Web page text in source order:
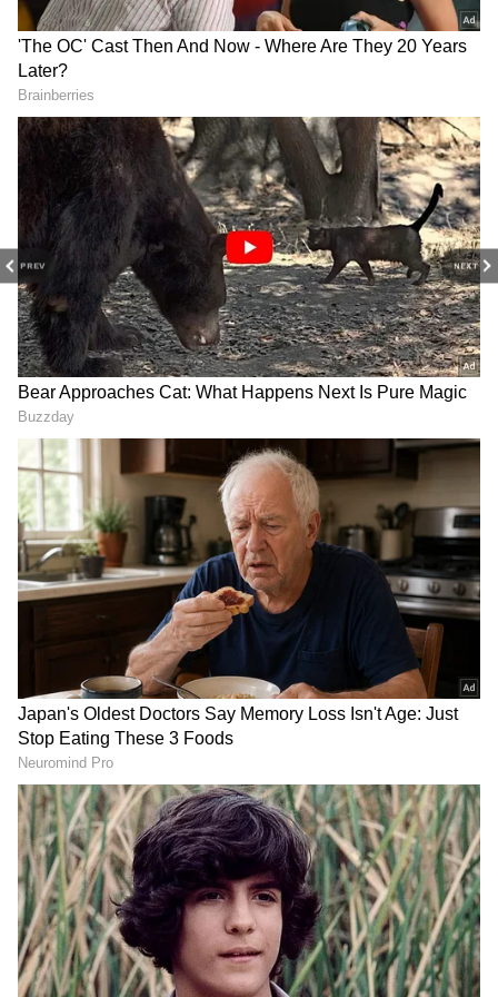
PREV NEXT
(Tamil Movies Review), நட்சத்திரங்களின்
நேர்காணல்கள், தொடர்களில் நடக்கும்
ட்ராமா மற்றும் பொழுதுபோக்கு உலகின்
டிரெண்ட்ஸ்பாட்டிங்குடன் எப்போதும்
புதுப்பித்த நிலையில் இருங்கள்.
திரையரங்குப் பின்னணி
கதைகள்,டிரெய்லர்வெளியீடுகள்மற்றும்
ரெட் கார்பெட் தருணங்களை அறிந்து
கொள்ளுங்கள்.
RECOMMENDED STORIES
Siragadikka Aasai :
கர்ப்பத்தை கலைக்கச்
சொல்லும் மனோஜ்...
Karthigai Deepam :
கார்த்திக்கின் பிளான்
தெரியாமல் சவால்விட்ட